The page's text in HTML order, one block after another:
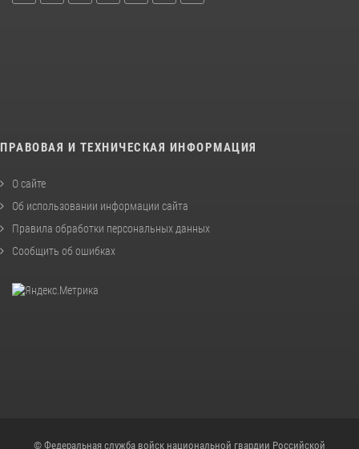
ПРАВОВАЯ И ТЕХНИЧЕСКАЯ ИНФОРМАЦИЯ
О сайте
Об использовании информации сайта
Правила обработки персональных данных
Сообщить об ошибках
© Федеральная служба войск национальной гвардии Российской